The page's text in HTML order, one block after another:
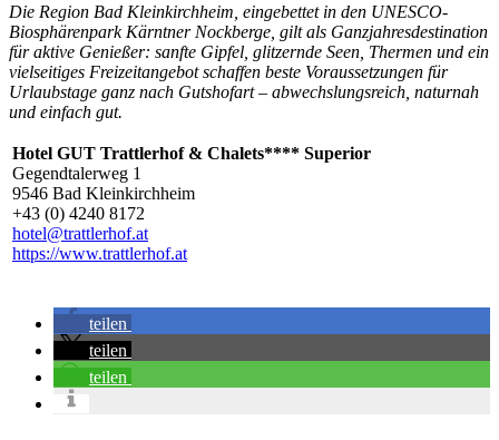
Die Region Bad Kleinkirchheim, eingebettet in den UNESCO-
Biosphärenpark Kärntner Nockberge, gilt als Ganzjahresdestination
für aktive Genießer: sanfte Gipfel, glitzernde Seen, Thermen und ein
vielseitiges Freizeitangebot schaffen beste Voraussetzungen für
Urlaubstage ganz nach Gutshofart – abwechslungsreich, naturnah
und einfach gut.
Hotel GUT Trattlerhof & Chalets**** Superior
Gegendtalerweg 1
9546 Bad Kleinkirchheim
+43 (0) 4240 8172
hotel@trattlerhof.at
https://www.trattlerhof.at
teilen
teilen
teilen